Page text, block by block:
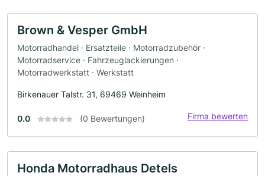
Brown & Vesper GmbH
Motorradhandel · Ersatzteile · Motorradzubehör ·
Motorradservice · Fahrzeuglackierungen ·
Motorradwerkstatt · Werkstatt
Birkenauer Talstr. 31, 69469 Weinheim
0.0 (0 Bewertungen) Firma bewerten
Honda Motorradhaus Detels